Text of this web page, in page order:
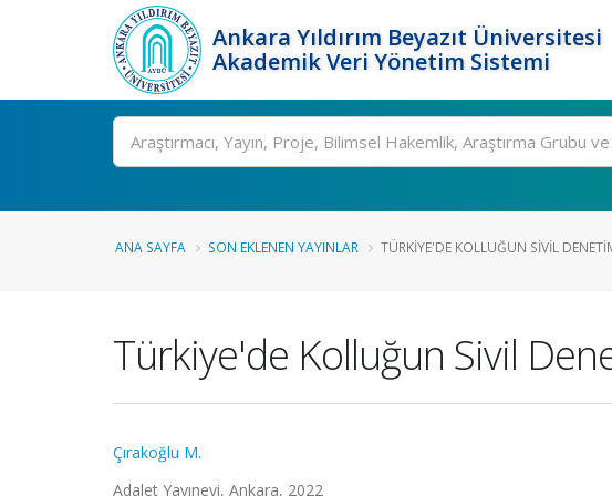
Ankara Yıldırım Beyazıt Üniversitesi
Akademik Veri Yönetim Sistemi
Ara
ANA SAYFA SON EKLENEN YAYINLAR TÜRKIYE'DE KOLLUĞUN SIVIL
Türkiye'de Kolluğun Sivil
Çırakoğlu M.
Adalet Yayınevi, Ankara, 2022